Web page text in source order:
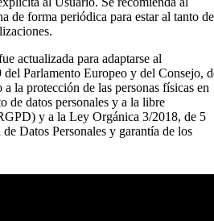
de forma periódica para estar al tanto de
actualizada para adaptarse al
Parlamento Europeo y del Consejo,
la protección de las personas físicas en
de datos personales y a la libre
y a la Ley Orgánica 3/2018, de 5
Datos Personales y garantía de los